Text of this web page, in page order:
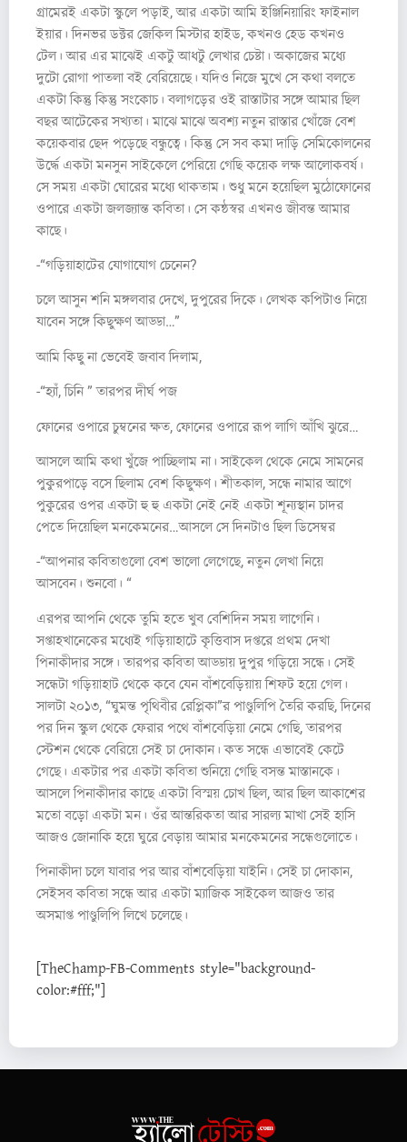
গ্রামেরই একটা স্কুলে পড়াই, আর একটা আমি ইঞ্জিনিয়ারিং ফাইনাল
ইয়ার। দিনভর ডক্টর জেকিল মিস্টার হাইড, কখনও হেড কখনও
টেল। আর এর মাঝেই একটু আধটু লেখার চেষ্টা। অকাজের মধ্যে
দুটো রোগা পাতলা বই বেরিয়েছে। যদিও নিজে মুখে সে কথা বলতে
একটা কিন্তু কিন্তু সংকোচ। বলাগড়ের ওই রাস্তাটার সঙ্গে আমার ছিল
বছর আটেকের সখ্যতা। মাঝে মাঝে অবশ্য নতুন রাস্তার খোঁজে বেশ
কয়েকবার ছেদ পড়েছে বন্ধুত্বে। কিন্তু সে সব কমা দাড়ি সেমিকোলনের
উর্দ্ধে একটা মনসুন সাইকেলে পেরিয়ে গেছি কয়েক লক্ষ আলোকবর্ষ।
সে সময় একটা ঘোরের মধ্যে থাকতাম। শুধু মনে হয়েছিল মুঠোফোনের
ওপারে একটা জলজ্যান্ত কবিতা। সে কন্ঠস্বর এখনও জীবন্ত আমার
কাছে।
-“গড়িয়াহাটের যোগাযোগ চেনেন?
চলে আসুন শনি মঙ্গলবার দেখে, দুপুরের দিকে। লেখক কপিটাও নিয়ে
যাবেন সঙ্গে কিছুক্ষণ আড্ডা…”
আমি কিছু না ভেবেই জবাব দিলাম,
-“হ্যাঁ, চিনি ” তারপর দীর্ঘ পজ
ফোনের ওপারে চুম্বনের ক্ষত, ফোনের ওপারে রূপ লাগি আঁখি ঝুরে…
আসলে আমি কথা খুঁজে পাচ্ছিলাম না। সাইকেল থেকে নেমে সামনের
পুকুরপাড়ে বসে ছিলাম বেশ কিছুক্ষণ। শীতকাল, সন্ধে নামার আগে
পুকুরের ওপর একটা হু হু একটা নেই নেই একটা শূন্যস্থান চাদর
পেতে দিয়েছিল মনকেমনের…আসলে সে দিনটাও ছিল ডিসেম্বর
-“আপনার কবিতাগুলো বেশ ভালো লেগেছে, নতুন লেখা নিয়ে
আসবেন। শুনবো। “
এরপর আপনি থেকে তুমি হতে খুব বেশিদিন সময় লাগেনি।
সপ্তাহখানেকের মধ্যেই গড়িয়াহাটে কৃত্তিবাস দপ্তরে প্রথম দেখা
পিনাকীদার সঙ্গে। তারপর কবিতা আড্ডায় দুপুর গড়িয়ে সন্ধে। সেই
সন্ধেটা গড়িয়াহাট থেকে কবে যেন বাঁশবেড়িয়ায় শিফট হয়ে গেল।
সালটা ২০১৩, “ঘুমন্ত পৃথিবীর রেপ্লিকা”র পাণ্ডুলিপি তৈরি করছি, দিনের
পর দিন স্কুল থেকে ফেরার পথে বাঁশবেড়িয়া নেমে গেছি, তারপর
স্টেশন থেকে বেরিয়ে সেই চা দোকান। কত সন্ধে এভাবেই কেটে
গেছে। একটার পর একটা কবিতা শুনিয়ে গেছি বসন্ত মাস্তানকে।
আসলে পিনাকীদার কাছে একটা বিস্ময় চোখ ছিল, আর ছিল আকাশের
মতো বড়ো একটা মন। ওঁর আন্তরিকতা আর সারল্য মাখা সেই হাসি
আজও জোনাকি হয়ে ঘুরে বেড়ায় আমার মনকেমনের সন্ধেগুলোতে।
পিনাকীদা চলে যাবার পর আর বাঁশবেড়িয়া যাইনি। সেই চা দোকান,
সেইসব কবিতা সন্ধে আর একটা ম্যাজিক সাইকেল আজও তার
অসমাপ্ত পাণ্ডুলিপি লিখে চলেছে।
[TheChamp-FB-Comments style="background-
color:#fff;"]